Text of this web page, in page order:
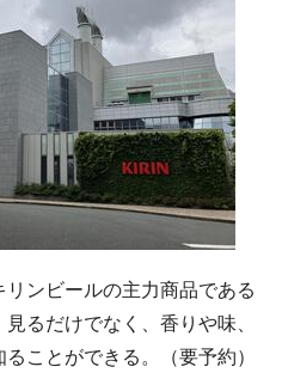
ンビールの主力商品である
るだけでなく、香りや味、
ことができる。（要予約）